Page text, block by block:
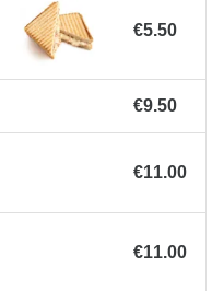
€5.50
€9.50
€11.00
€11.00